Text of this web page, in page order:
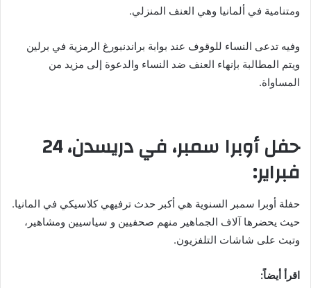
ومتنامية في ألمانيا وهي العنف المنزلي.
وفيه تدعى النساء للوقوف عند بوابة براندنبورغ الرمزية في برلين
ويتم المطالبة بإنهاء العنف ضد النساء والدعوة إلى مزيد من
المساواة.
حفل أوبرا سمبر، في دريسدن، 24
فبراير:
حفلة أوبرا سمبر السنوية هي أكبر حدث ترفيهي كلاسيكي في المانيا.
حيث يحضرها آلاف الجماهير منهم صحفيين و سياسيين ومشاهير،
وتبث على شاشات التلفزيون.
اقرأ أيضاً: